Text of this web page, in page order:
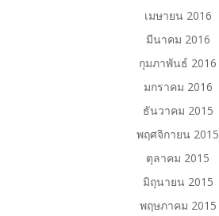
เมษายน 2016
มีนาคม 2016
กุมภาพันธ์ 2016
มกราคม 2016
ธันวาคม 2015
พฤศจิกายน 2015
ตุลาคม 2015
มิถุนายน 2015
พฤษภาคม 2015